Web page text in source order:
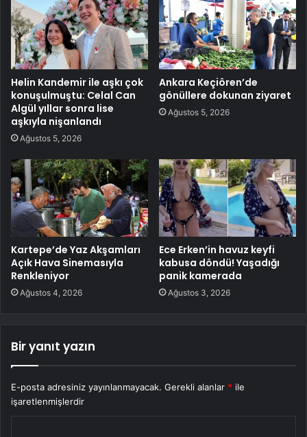
Helin Kandemir ile aşkı çok
konuşulmuştu: Celal Can
Algül yıllar sonra lise
aşkıyla nişanlandı
Ağustos 5, 2026
Ankara Keçiören’de
gönüllere dokunan ziyaret
Ağustos 5, 2026
Kartepe’de Yaz Akşamları
Açık Hava Sinemasıyla
Renkleniyor
Ağustos 4, 2026
Ece Erken’in havuz keyfi
kabusa döndü! Yaşadığı
panik kamerada
Ağustos 3, 2026
Bir yanıt yazın
E-posta adresiniz yayınlanmayacak. Gerekli alanlar * ile
işaretlenmişlerdir